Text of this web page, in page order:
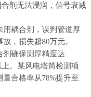
剂无法浸润，信号衰减
耦合剂，误判管道厚
，损失超80万元。
确保测厚精度达
。某风电塔筒检测项
合格率从78%提升至